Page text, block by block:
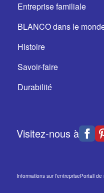
Entreprise familiale
BLANCO dans le
Histoire
Savoir-faire
Durabilité
Visitez-nous à
Informations sur l'entreprisePortail de